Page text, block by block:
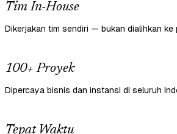
Tim In-House
Dikerjakan tim sendiri — bukan dialihkan ke
100+ Proyek
Dipercaya bisnis dan instansi di seluruh
Tepat Waktu